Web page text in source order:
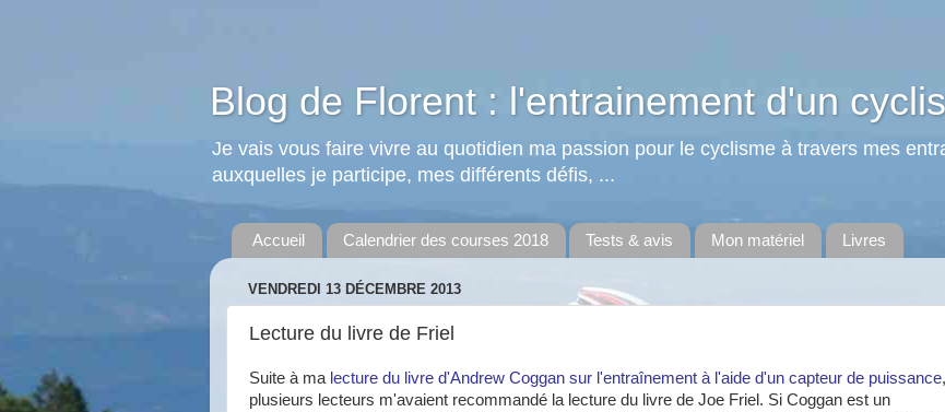
Blog de Florent : l'entrainement d'un
Je vais vous faire vivre au quotidien ma passion pour le cyclisme à travers mes
auxquelles je participe, mes différents défis, ...
Accueil Calendrier des courses 2018 Tests & avis Mon matériel Livres
VENDREDI 13 DÉCEMBRE 2013
Lecture du livre de Friel
Suite à ma lecture du livre d'Andrew Coggan sur l'entraînement à l'aide d'un capteur de puissance,
plusieurs lecteurs m'avaient recommandé la lecture du livre de Joe Friel. Si Coggan est un